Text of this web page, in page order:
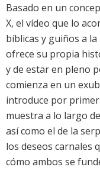
Basado en un
X, el vídeo que lo
bíblicas y guiños a
ofrece su propia
y de estar en pleno
comienza en un
introduce por
muestra a lo largo
así como el de la
los deseos carnales
cómo ambos se